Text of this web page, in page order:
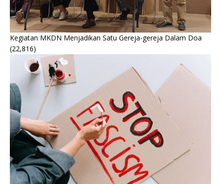
Kegiatan MKDN Menjadikan Satu Gereja-gereja Dalam Doa
(22,816)